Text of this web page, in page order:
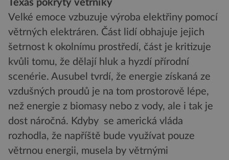
Texas pokrytý větrníky
Velké emoce vzbuzuje výroba elektřiny pomocí
větrných elektráren. Část lidí obhajuje jejich
šetrnost k okolnímu prostředí, část je kritizuje
kvůli tomu, že dělají hluk a hyzdí přírodní
scenérie. Ausubel tvrdí, že energie získaná ze
vzdušných proudů je na tom prostorově lépe,
než energie z biomasy nebo z vody, ale i tak je
dost náročná. Kdyby se americká vláda
rozhodla, že napříště bude využívat pouze
větrnou energii, musela by větrnými